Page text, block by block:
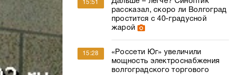
15:51
рассказал, скоро ли Волгоград
простится с 40-градусной
жарой
15:28
«Россети Юг» увеличили
мощность электроснабжения
волгоградского торгового